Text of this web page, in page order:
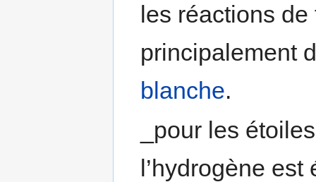
les réactions
principalement
blanche.
_pour les
l’hydrogène